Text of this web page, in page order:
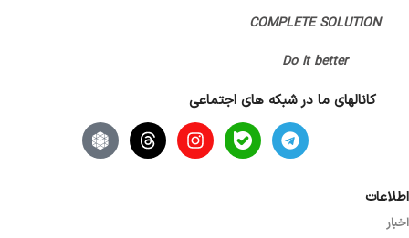
COMPLETE SOLUTION
Do it better
کانالهای ما در شبکه های اجتماعی
اطلاعات
اخبار